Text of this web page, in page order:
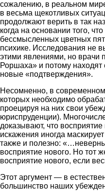
сожалению, в реальном
в весьма щекотливых
продолжают верить в так
когда на основании того,
бессмысленных цветных
психике. Исследования не
этими явлениями, но врачи
Роршаха» и потому находят
новые «подтверждения».
Несомненно, в
которых необходимо
проецируя на них свои
юриспруденции).
доказывают, что
искажения иногда
также и полезно:
восприятие нового. Но тот
восприятие нового, если
Этот аргумент — в
большинство наших